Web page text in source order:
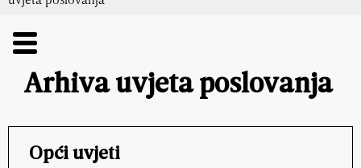
Arhiva uvjeta poslovanja
Opći uvjeti